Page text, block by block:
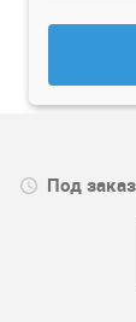
Под